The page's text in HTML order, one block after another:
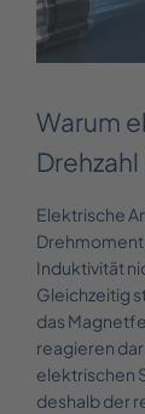
Warum
Elektrische
Induktivität
Gleichzeitig
das
reagieren
elektrischen
deshalb der